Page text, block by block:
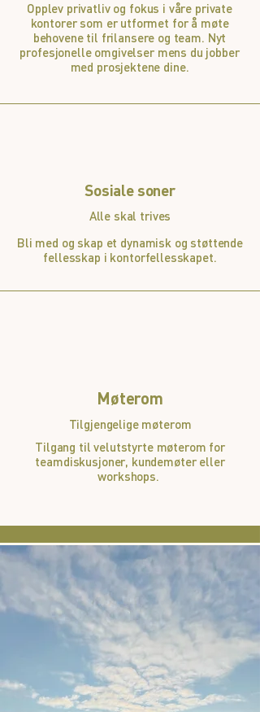
Opplev privatliv og fokus i våre private
kontorer som er utformet for å møte
behovene til frilansere og team. Nyt
profesjonelle omgivelser mens du jobber
med prosjektene dine.
Sosiale soner
Alle skal trives
Bli med og skap et dynamisk og støttende
fellesskap i kontorfellesskapet.
Møterom
Tilgjengelige møterom
Tilgang til velutstyrte møterom for
teamdiskusjoner, kundemøter eller
workshops.